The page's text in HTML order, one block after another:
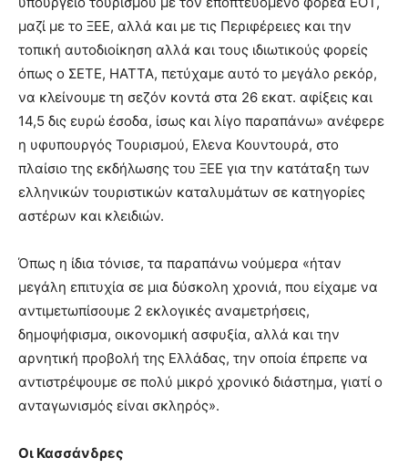
μαζί με το ΞΕΕ, αλλά και με τις Περιφέρειες και την
τοπική αυτοδιοίκηση αλλά και τους ιδιωτικούς φορείς
όπως ο ΣΕΤΕ, ΗΑΤΤΑ, πετύχαμε αυτό το μεγάλο ρεκόρ,
να κλείνουμε τη σεζόν κοντά στα 26 εκατ. αφίξεις και
14,5 δις ευρώ έσοδα, ίσως και λίγο παραπάνω» ανέφερε
η υφυπουργός Τουρισμού, Ελενα Κουντουρά, στο
πλαίσιο της εκδήλωσης του ΞΕΕ για την κατάταξη των
ελληνικών τουριστικών καταλυμάτων σε κατηγορίες
αστέρων και κλειδιών.
Όπως η ίδια τόνισε, τα παραπάνω νούμερα «ήταν
μεγάλη επιτυχία σε μια δύσκολη χρονιά, που είχαμε να
αντιμετωπίσουμε 2 εκλογικές αναμετρήσεις,
δημοψήφισμα, οικονομική ασφυξία, αλλά και την
αρνητική προβολή της Ελλάδας, την οποία έπρεπε να
αντιστρέψουμε σε πολύ μικρό χρονικό διάστημα, γιατί ο
ανταγωνισμός είναι σκληρός».
Οι Κασσάνδρες